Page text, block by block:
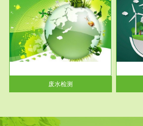
废水检测
服务范围
废气测试
检测范围工业废气检测包括有机
废气和无机废气。有机废气主要
包括...